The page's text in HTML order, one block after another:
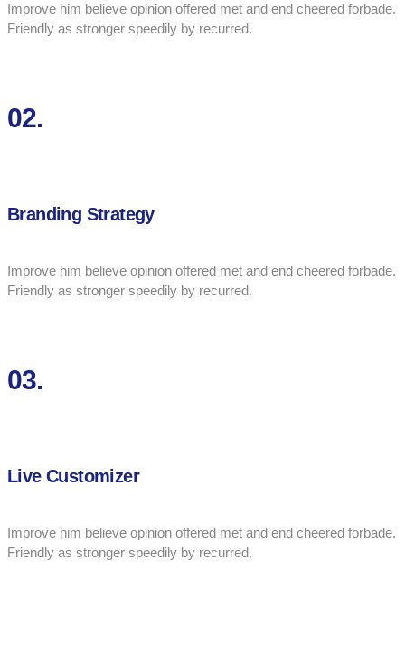
Improve him believe opinion offered met and end cheered forbade.
Friendly as stronger speedily by recurred.
02.
Branding Strategy
Improve him believe opinion offered met and end cheered forbade.
Friendly as stronger speedily by recurred.
03.
Live Customizer
Improve him believe opinion offered met and end cheered forbade.
Friendly as stronger speedily by recurred.